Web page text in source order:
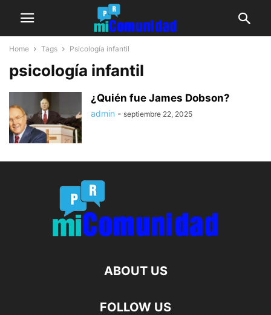
Home Tags Psicología infantil
psicología infantil
¿Quién fue James Dobson?
admin - septiembre 22, 2025
ABOUT US
FOLLOW US